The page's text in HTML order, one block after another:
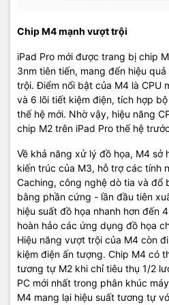
Chip M4 mạnh vượt trội
iPad Pro mới được trang bị chip
3nm tiên tiến, mang đến hiệu
trội. Điểm nổi bật của M4 là CPU
và 6 lõi tiết kiệm điện, tích hợp
thế hệ mới. Nhờ vậy, hiệu năng
chip M2 trên iPad Pro thế hệ
Về khả năng xử lý đồ họa, M4 sở
kiến trúc của M3, hỗ trợ các tính
Caching, công nghệ dò tia và đổ
bằng phần cứng - lần đầu tiên
hiệu suất đồ họa nhanh hơn đến
hoàn hảo các ứng dụng đồ họa
Hiệu năng vượt trội của M4 còn
kiệm điện ấn tượng. Chip M4 có
tương tự M2 khi chỉ tiêu thụ 1/2
PC mới nhất trong phân khúc
M4 mang lại hiệu suất tương tự